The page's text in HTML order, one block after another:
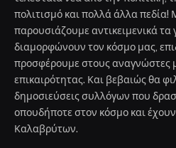
πολιτισμό και πολλά άλλα πεδία!
παρουσιάζουμε αντικειμενικά τα
διαμορφώνουν τον κόσμο μας,
προσφέρουμε στους αναγνώστες
επικαιρότητας. Και βεβαιώς θα
δημοσιεύσεις συλλόγων που
οπουδήποτε στον κόσμο και
Καλαβρύτων.